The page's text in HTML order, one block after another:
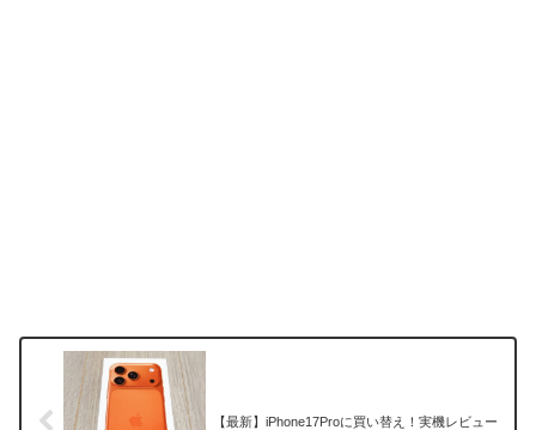
【最新】iPhone17Proに買い替え！実機レビュー